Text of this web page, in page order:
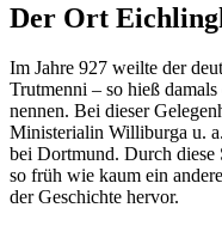
Der Ort
Im Jahre 927 weilte der
Trutmenni – so hieß
nennen. Bei dieser
Ministerialin Williburga u.
bei Dortmund. Durch
so früh wie kaum ein
der Geschichte hervor.